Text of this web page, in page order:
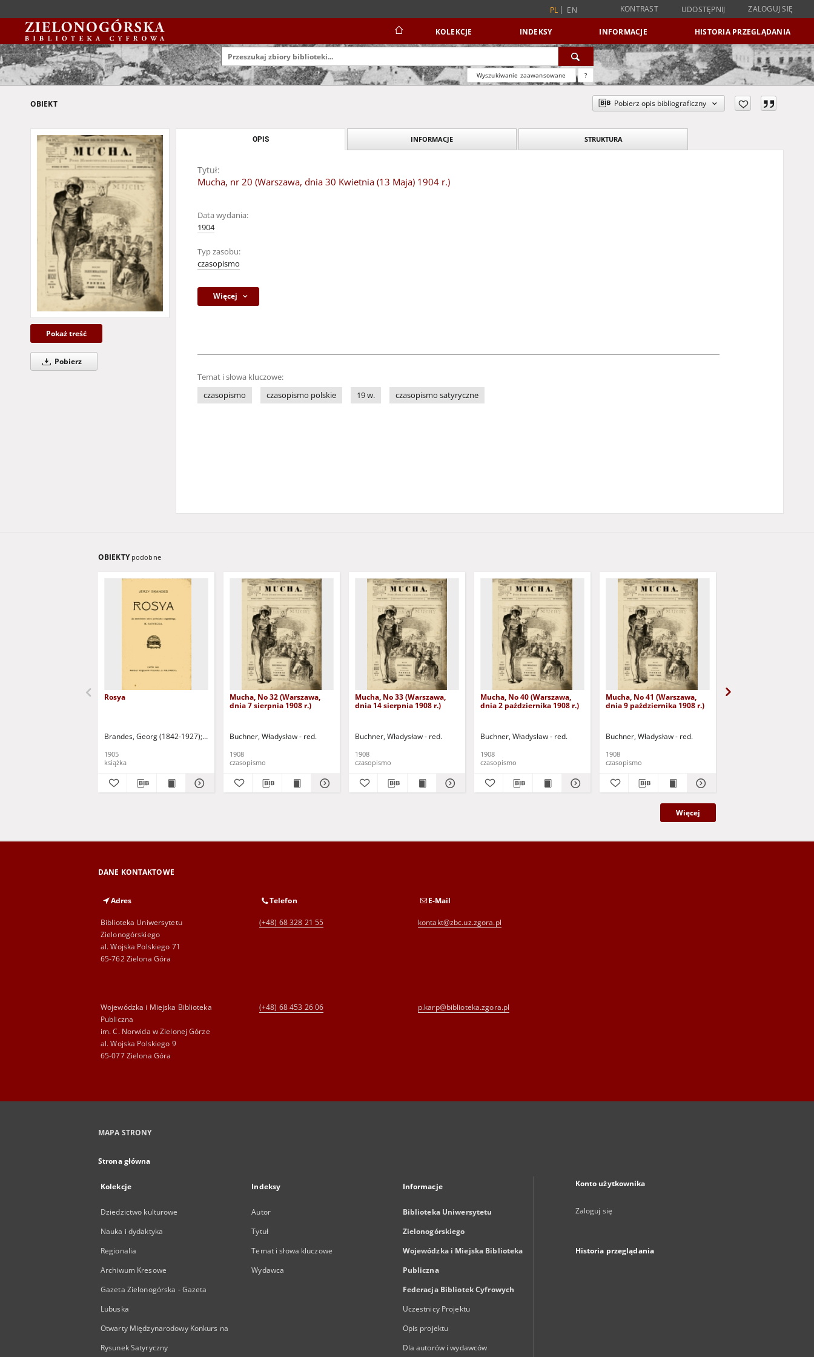
PL EN KONTRAST UDOSTĘPNIJ ZALOGUJ SIĘ
KOLEKCJE INDEKSY INFORMACJE HISTORIA PRZEGLĄDANIA
Wyszukiwanie zaawansowane ?
OBIEKT Pobierz opis bibliograficzny
Pokaż treść
Pobierz
OPIS INFORMACJE STRUKTURA
Tytuł:
Mucha, nr 20 (Warszawa, dnia 30 Kwietnia (13 Maja) 1904 r.)
Data wydania:
1904
Typ zasobu:
czasopismo
Więcej
Temat i słowa kluczowe:
czasopismo
czasopismo polskie 19 w. czasopismo satyryczne
OBIEKTY podobne
Rosya
Brandes, Georg (1842-1927) Sarnecka, M. - tł.
1905
książka
Mucha, No 32 (Warszawa,
dnia 7 sierpnia 1908 r.)
Buchner, Władysław - red.
1908
czasopismo
Mucha, No 33 (Warszawa,
dnia 14 sierpnia 1908 r.)
Buchner, Władysław - red.
1908
czasopismo
Mucha, No 40 (Warszawa,
dnia 2 października 1908 r.)
Buchner, Władysław - red.
1908
czasopismo
Mucha, No 41 (Warszawa,
dnia 9 października 1908 r.)
Buchner, Władysław - red.
1908
czasopismo
Więcej
DANE KONTAKTOWE
Adres
Biblioteka Uniwersytetu
Zielonogórskiego
al. Wojska Polskiego 71
65-762 Zielona Góra
Telefon
(+48) 68 328 21 55
E-Mail
kontakt@zbc.uz.zgora.pl
Wojewódzka i Miejska Biblioteka
Publiczna
im. C. Norwida w Zielonej Górze
al. Wojska Polskiego 9
65-077 Zielona Góra
(+48) 68 453 26 06 p.karp@biblioteka.zgora.pl
MAPA STRONY
Strona główna
Kolekcje
Dziedzictwo kulturowe
Nauka i dydaktyka
Regionalia
Archiwum Kresowe
Gazeta Zielonogórska - Gazeta
Lubuska
Otwarty Międzynarodowy Konkurs na
Rysunek Satyryczny
Indeksy
Autor
Tytuł
Temat i słowa kluczowe
Wydawca
Informacje
Biblioteka Uniwersytetu
Zielonogórskiego
Wojewódzka i Miejska Biblioteka
Publiczna
Federacja Bibliotek Cyfrowych
Uczestnicy Projektu
Opis projektu
Dla autorów i wydawców
Konto użytkownika
Zaloguj się
Historia przeglądania